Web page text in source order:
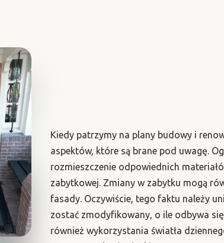
Kiedy patrzymy na plany budowy i
aspektów, które są brane pod uwagę.
rozmieszczenie odpowiednich
zabytkowej. Zmiany w zabytku mogą
fasady. Oczywiście, tego faktu należy
zostać zmodyfikowany, o ile odbywa
również wykorzystania światła